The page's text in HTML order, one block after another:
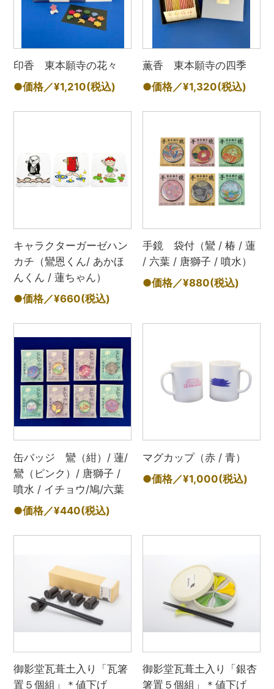
印香 東本願寺の花々
●価格／¥1,210(税込)
薫香 東本願寺の四季
●価格／¥1,320(税込)
キャラクターガーゼハン
カチ（鸞恩くん/ あかほ
んくん / 蓮ちゃん）
●価格／¥660(税込)
手鏡 袋付（鸞 / 椿 / 蓮
/ 六葉 / 唐獅子 / 噴水）
●価格／¥880(税込)
缶バッジ 鸞（紺）/ 蓮/
鸞（ピンク）/ 唐獅子 /
噴水 / イチョウ/鳩/六葉
●価格／¥440(税込)
マグカップ（赤 / 青）
●価格／¥1,000(税込)
御影堂瓦葺土入り「瓦箸
置５個組」＊値下げ
御影堂瓦葺土入り「銀杏
箸置５個組」＊値下げ